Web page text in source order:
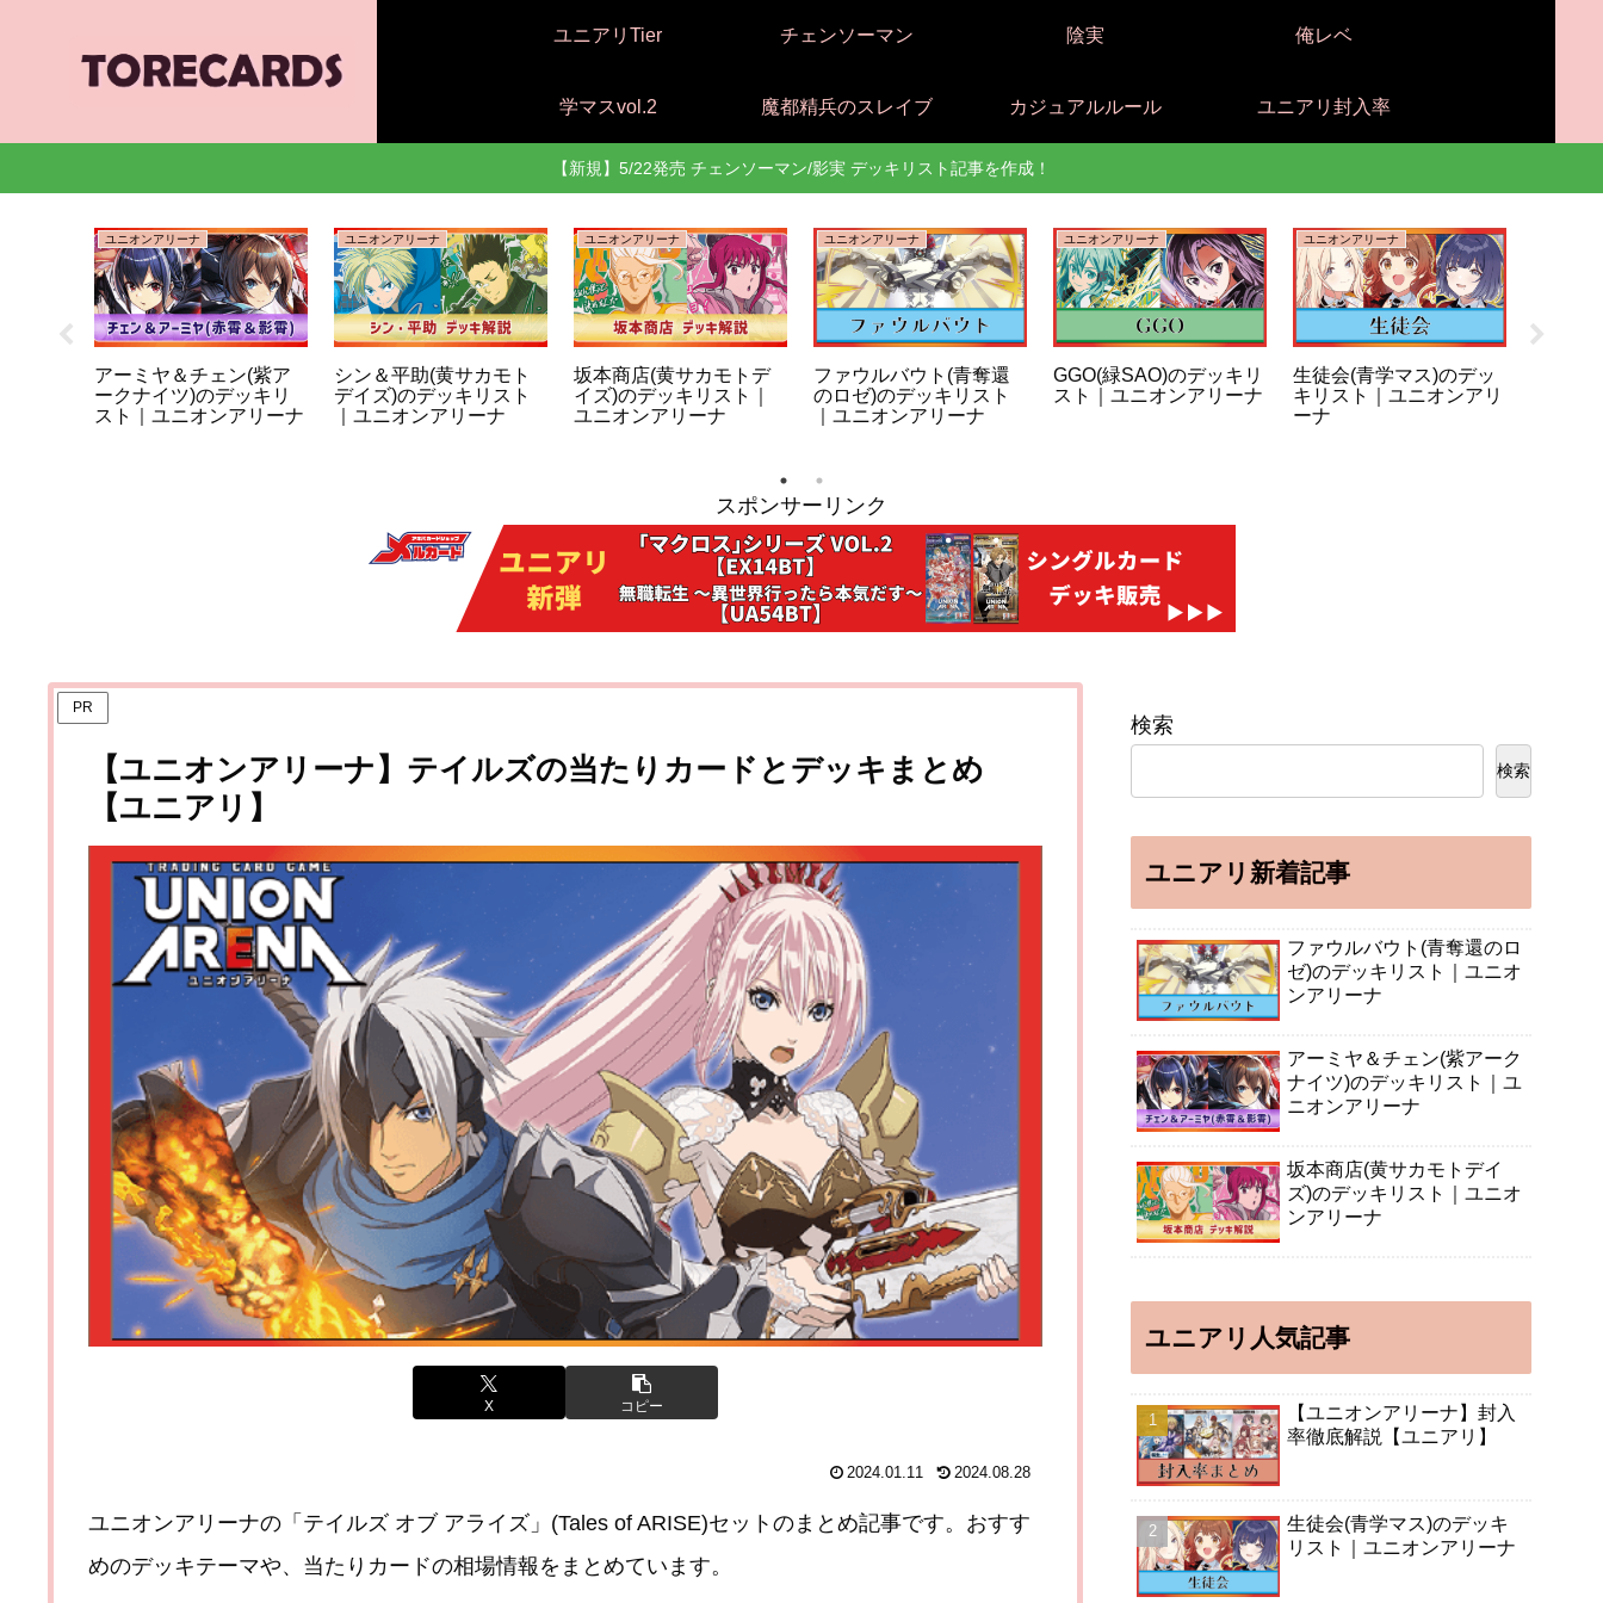
ユニアリTier チェンソーマン 陰実 俺レベ
学マスvol.2 魔都精兵のスレイブ カジュアルルール ユニアリ封入率
【新規】5/22発売 チェンソーマン/影実 デッキリスト記事を作成！
ユニオンアリーナ
アーミヤ＆チェン(紫ア
ークナイツ)のデッキリ
スト｜ユニオンアリーナ
ユニオンアリーナ
シン＆平助(黄サカモト
デイズ)のデッキリスト
｜ユニオンアリーナ
ユニオンアリーナ
坂本商店(黄サカモトデ
イズ)のデッキリスト｜
ユニオンアリーナ
ユニオンアリーナ
ファウルバウト(青奪還
のロゼ)のデッキリスト
｜ユニオンアリーナ
ユニオンアリーナ
GGO(緑SAO)のデッキリ
スト｜ユニオンアリーナ
ユニオンアリーナ
生徒会(青学マス)のデッ
キリスト｜ユニオンアリ
ーナ
スポンサーリンク
PR
【ユニオンアリーナ】テイルズの当たりカードとデッキまとめ
【ユニアリ】
X コピー
2024.01.11 2024.08.28
ユニオンアリーナの「テイルズ オブ アライズ」(Tales of ARISE)セットのまとめ記事です。おすす
めのデッキテーマや、当たりカードの相場情報をまとめています。
検索
検索
ユニアリ新着記事
ファウルバウト(青奪還のロ
ゼ)のデッキリスト｜ユニオ
ンアリーナ
アーミヤ＆チェン(紫アーク
ナイツ)のデッキリスト｜ユ
ニオンアリーナ
坂本商店(黄サカモトデイ
ズ)のデッキリスト｜ユニオ
ンアリーナ
ユニアリ人気記事
【ユニオンアリーナ】封入
率徹底解説【ユニアリ】
生徒会(青学マス)のデッキ
リスト｜ユニオンアリーナ